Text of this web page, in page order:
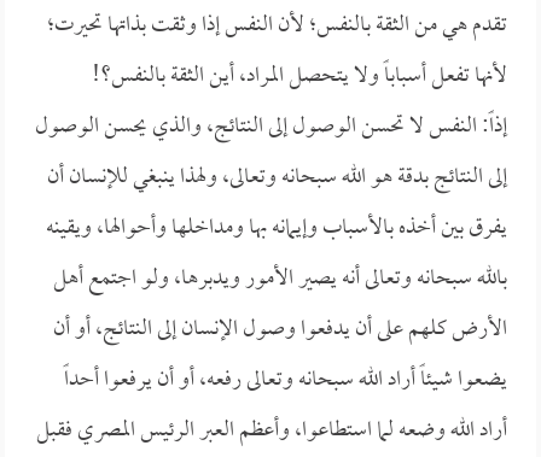
تقدم هي من الثقة بالنفس؛ لأن النفس إذا وثقت بذاتها تحيرت؛
لأنها تفعل أسباباً ولا يتحصل المراد، أين الثقة بالنفس؟!
إذاً: النفس لا تحسن الوصول إلى النتائج، والذي يحسن الوصول
إلى النتائج بدقة هو الله سبحانه وتعالى، ولهذا ينبغي للإنسان أن
يفرق بين أخذه بالأسباب وإيمانه بها ومداخلها وأحوالها، ويقينه
بالله سبحانه وتعالى أنه يصير الأمور ويدبرها، ولو اجتمع أهل
الأرض كلهم على أن يدفعوا وصول الإنسان إلى النتائج، أو أن
يضعوا شيئاً أراد الله سبحانه وتعالى رفعه، أو أن يرفعوا أحداً
أراد الله وضعه لما استطاعوا، وأعظم العبر الرئيس المصري فقبل